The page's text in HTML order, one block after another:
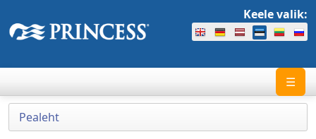
Keele valik:
☰
Pealeht